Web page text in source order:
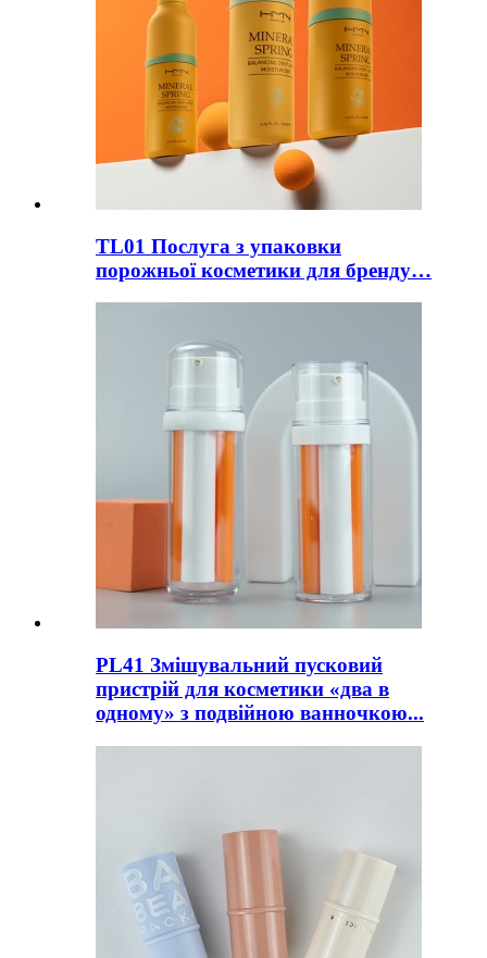
TL01 Послуга з упаковки
порожньої косметики для бренду…
PL41 Змішувальний пусковий
пристрій для косметики «два в
одному» з подвійною ванночкою...